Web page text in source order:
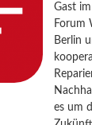
Gast
Forum
Berlin
es um